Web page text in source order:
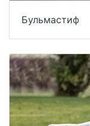
Бульмастиф